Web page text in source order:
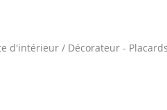
d'intérieur / Décorateur -